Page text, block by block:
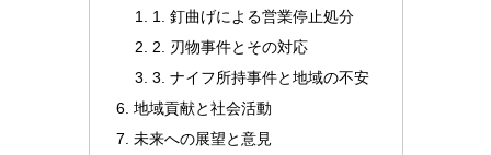
1. 釘曲げによる営業停止処分
2. 刃物事件とその対応
3. ナイフ所持事件と地域の不安
地域貢献と社会活動
未来への展望と意見